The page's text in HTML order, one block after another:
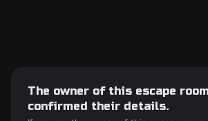
The owner of this escape
confirmed their details.